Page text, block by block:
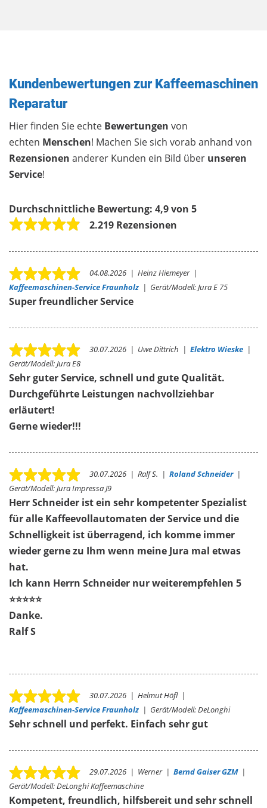
Kundenbewertungen zur Kaffeemaschinen
Reparatur
Hier finden Sie echte Bewertungen von
echten Menschen! Machen Sie sich vorab anhand von
Rezensionen anderer Kunden ein Bild über unseren
Service!
Durchschnittliche Bewertung: 4,9 von 5
2.219 Rezensionen
04.08.2026 | Heinz Hiemeyer|
Kaffeemaschinen-Service Fraunholz | Gerät/Modell:Jura E 75
Super freundlicher Service
30.07.2026 | Uwe Dittrich | Elektro Wieske |
Gerät/Modell:Jura E8
Sehr guter Service, schnell und gute Qualität.
Durchgeführte Leistungen nachvollziehbar
erläutert!
Gerne wieder!!!
30.07.2026 | Ralf S. | Roland Schneider|
Gerät/Modell:Jura Impressa J9
Herr Schneider ist ein sehr kompetenter Spezialist
für alle Kaffeevollautomaten der Service und die
Schnelligkeit ist überragend, ich komme immer
wieder gerne zu Ihm wenn meine Jura mal etwas
hat.
Ich kann Herrn Schneider nur weiterempfehlen 5
⭐️⭐️⭐️⭐️⭐️
Danke.
Ralf S
30.07.2026 | Helmut Höfl|
Kaffeemaschinen-Service Fraunholz | Gerät/Modell:DeLonghi
Sehr schnell und perfekt. Einfach sehr gut
29.07.2026 | Werner| Bernd Gaiser GZM|
Gerät/Modell:DeLonghi Kaffeemaschine
Kompetent, freundlich, hilfsbereit und sehr schnell